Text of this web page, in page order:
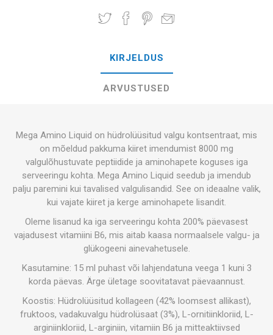
KIRJELDUS
ARVUSTUSED
Mega Amino Liquid on hüdrolüüsitud valgu kontsentraat, mis
on mõeldud pakkuma kiiret imendumist 8000 mg
valgulõhustuvate peptiidide ja aminohapete koguses iga
serveeringu kohta. Mega Amino Liquid seedub ja imendub
palju paremini kui tavalised valgulisandid. See on ideaalne valik,
kui vajate kiiret ja kerge aminohapete lisandit.
Oleme lisanud ka iga serveeringu kohta 200% päevasest
vajadusest vitamiini B6, mis aitab kaasa normaalsele valgu- ja
glükogeeni ainevahetusele.
Kasutamine: 15 ml puhast või lahjendatuna veega 1 kuni 3
korda päevas. Ärge ületage soovitatavat päevaannust.
Koostis: Hüdrolüüsitud kollageen (42% loomsest allikast),
fruktoos, vadakuvalgu hüdrolüsaat (3%), L-ornitiinkloriid, L-
arginiinkloriid, L-arginiin, vitamiin B6 ja mitteaktiivsed